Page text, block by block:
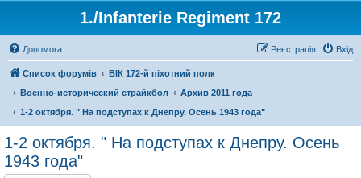
1./Infanterie Regiment 172
Допомога Вхід
Реєстрація
Список форумів
ВІК 172-й піхотний полк
Военно-исторический страйкбол
Архив 2011 года
1-2 октября. " На подступах к Днепру. Осень 1943 года"
1-2 октября. " На подступах к Днепру. Осень
1943 года"